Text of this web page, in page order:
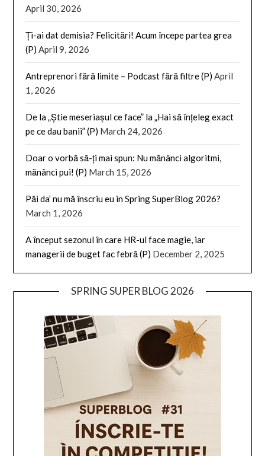
April 30, 2026
Ți-ai dat demisia? Felicitări! Acum începe partea grea
(P) April 9, 2026
Antreprenori fără limite – Podcast fără filtre (P) April
1, 2026
De la „Știe meseriașul ce face” la „Hai să înțeleg exact
pe ce dau banii” (P) March 24, 2026
Doar o vorbă să-ți mai spun: Nu mănânci algoritmi,
mănânci pui! (P) March 15, 2026
Păi da’ nu mă înscriu eu in Spring SuperBlog 2026?
March 1, 2026
A început sezonul în care HR-ul face magie, iar
managerii de buget fac febră (P) December 2, 2025
SPRING SUPER BLOG 2026